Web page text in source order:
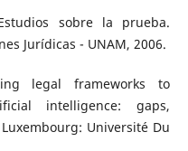
sobre la prueba.
Jurídicas - UNAM, 2006.
legal frameworks to
intelligence: gaps,
Université Du